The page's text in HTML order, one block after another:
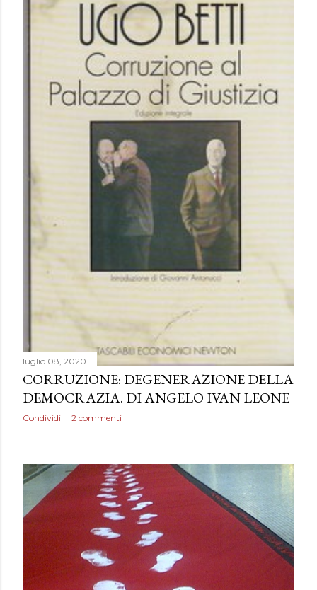
luglio 08, 2020
CORRUZIONE: DEGENERAZIONE DELLA
DEMOCRAZIA. DI ANGELO IVAN LEONE
Condividi 2 commenti